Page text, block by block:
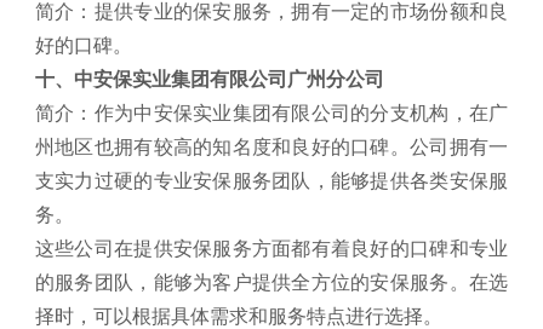
简介：提供专业的保安服务，拥有一定的市场份额和良
好的口碑。
十、中安保实业集团有限公司广州分公司
简介：作为中安保实业集团有限公司的分支机构，在广
州地区也拥有较高的知名度和良好的口碑。公司拥有一
支实力过硬的专业安保服务团队，能够提供各类安保服
务。
这些公司在提供安保服务方面都有着良好的口碑和专业
的服务团队，能够为客户提供全方位的安保服务。在选
择时，可以根据具体需求和服务特点进行选择。